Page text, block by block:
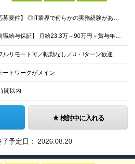
【応募要件】 ◎IT業界で何らかの実務経験がある方 └2～3ヶ月の実務経験のある方は歓迎します！ 例）PCキッティングやモバイル通信基地局の業務経験者など インフラエンジニアとして経験のある方は、
【前職給与保証】 月給23.3万～90万円＋賞与年2回＋インセンティブ ★年収1000万円以上の実績あり！ ※上記月給には月20～30時間分（2万9,300円～21万7,900円）の固定残業代を含み
★フルリモート可／転勤なし／U・Iターン歓迎★ ◎勤務地は相談の上、ご自宅近くに調整します！ 【勤務地】 本社、または東京／埼玉／千葉／神奈川／愛知／仙台のクライアント先 ◎完全在宅（フルリモート）
ートワークがメイン
間以内
検討中に入れる
予定日： 2026.08.20